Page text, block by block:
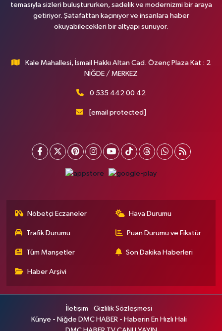
temasıyla sizleri buluştururken, sadelik ve modernizmi bir araya
getiriyor. Şatafattan kaçınıyor ve insanlara haber
okuyabilecekleri bir altyapı sunuyor.
Kale Mahallesi, İsmail Hakkı Altan Cad. Özenç Plaza Kat : 2
NİĞDE / MERKEZ
0 535 442 00 42
[email protected]
Nöbetçi Eczaneler Hava Durumu
Trafik Durumu Puan Durumu ve Fikstür
Tüm Manşetler Son Dakika Haberleri
Haber Arşivi
İletişim
Gizlilik Sözleşmesi
Künye - Niğde DMC HABER - Haberin En Hızlı Hali